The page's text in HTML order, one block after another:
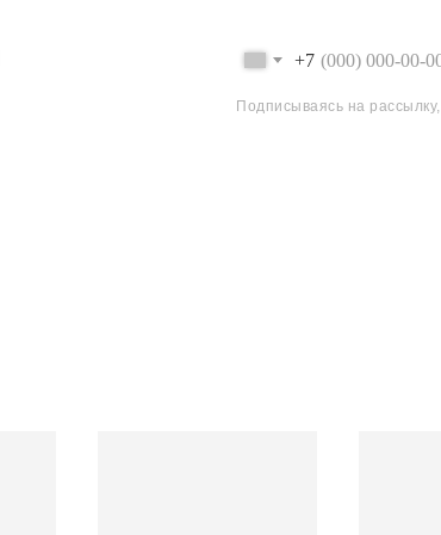
+7
Подписываясь на